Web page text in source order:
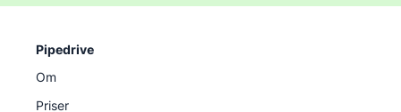
Pipedrive
Om
Priser